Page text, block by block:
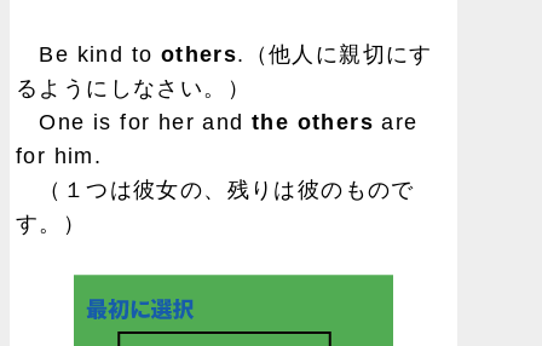
Be kind to others.（他人に親切にす
るようにしなさい。）
One is for her and the others are
for him.
（１つは彼女の、残りは彼のもので
す。）